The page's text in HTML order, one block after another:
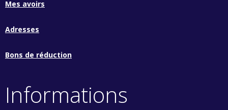
Mes avoirs
Adresses
Bons de réduction
Informations